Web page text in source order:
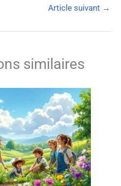
Article suivant →
similaires